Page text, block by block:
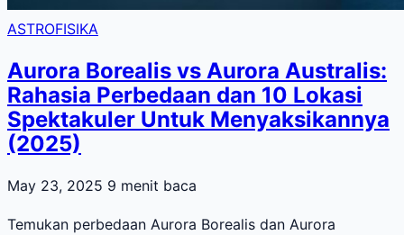
ASTROFISIKA
Aurora Borealis vs Aurora Australis:
Rahasia Perbedaan dan 10 Lokasi
Spektakuler Untuk Menyaksikannya
(2025)
May 23, 2025 9 menit baca
Temukan perbedaan Aurora Borealis dan Aurora